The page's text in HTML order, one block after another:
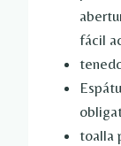
fácil
toalla